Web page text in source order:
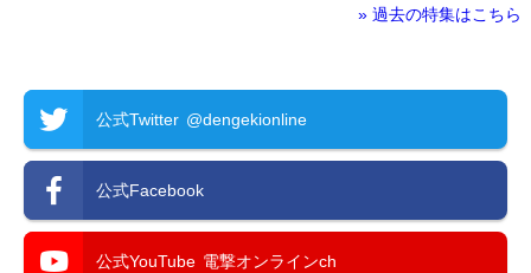
» 過去の特集はこちら
公式Twitter @dengekionline
公式Facebook
公式YouTube 電撃オンラインch